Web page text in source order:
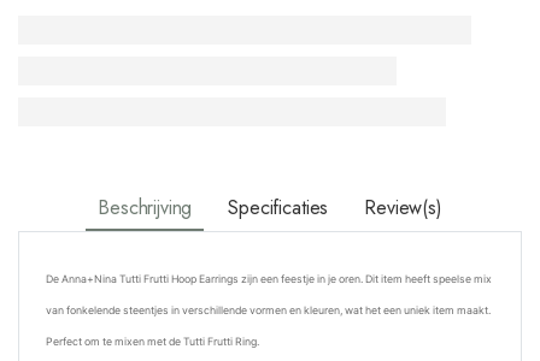
Beschrijving Specificaties Review(s)
De Anna+Nina Tutti Frutti Hoop Earrings zijn een feestje in je oren. Dit item heeft speelse mix
van fonkelende steentjes in verschillende vormen en kleuren, wat het een uniek item maakt.
Perfect om te mixen met de Tutti Frutti Ring.